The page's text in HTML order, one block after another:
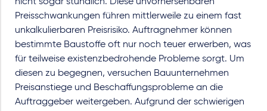
nicht sogar stündlich. Diese unvorhersehbaren
Preisschwankungen führen mittlerweile zu einem fast
unkalkulierbaren Preisrisiko. Auftragnehmer können
bestimmte Baustoffe oft nur noch teuer erwerben, was
für teilweise existenzbedrohende Probleme sorgt. Um
diesen zu begegnen, versuchen Bauunternehmen
Preisanstiege und Beschaffungsprobleme an die
Auftraggeber weitergeben. Aufgrund der schwierigen